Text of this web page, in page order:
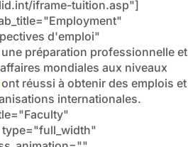
iframe-tuition.asp"]
d'emploi"
préparation professionnelle et
mondiales aux niveaux
ont réussi à obtenir des emplois et
internationales.